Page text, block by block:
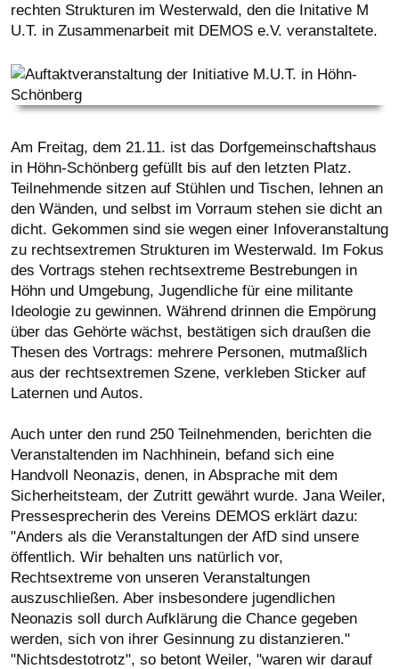
rechten Strukturen im Westerwald, den die Initative M
U.T. in Zusammenarbeit mit DEMOS e.V. veranstaltete.
Am Freitag, dem 21.11. ist das Dorfgemeinschaftshaus
in Höhn-Schönberg gefüllt bis auf den letzten Platz.
Teilnehmende sitzen auf Stühlen und Tischen, lehnen an
den Wänden, und selbst im Vorraum stehen sie dicht an
dicht. Gekommen sind sie wegen einer Infoveranstaltung
zu rechtsextremen Strukturen im Westerwald. Im Fokus
des Vortrags stehen rechtsextreme Bestrebungen in
Höhn und Umgebung, Jugendliche für eine militante
Ideologie zu gewinnen. Während drinnen die Empörung
über das Gehörte wächst, bestätigen sich draußen die
Thesen des Vortrags: mehrere Personen, mutmaßlich
aus der rechtsextremen Szene, verkleben Sticker auf
Laternen und Autos.
Auch unter den rund 250 Teilnehmenden, berichten die
Veranstaltenden im Nachhinein, befand sich eine
Handvoll Neonazis, denen, in Absprache mit dem
Sicherheitsteam, der Zutritt gewährt wurde. Jana Weiler,
Pressesprecherin des Vereins DEMOS erklärt dazu:
"Anders als die Veranstaltungen der AfD sind unsere
öffentlich. Wir behalten uns natürlich vor,
Rechtsextreme von unseren Veranstaltungen
auszuschließen. Aber insbesondere jugendlichen
Neonazis soll durch Aufklärung die Chance gegeben
werden, sich von ihrer Gesinnung zu distanzieren."
"Nichtsdestotrotz", so betont Weiler, "waren wir darauf